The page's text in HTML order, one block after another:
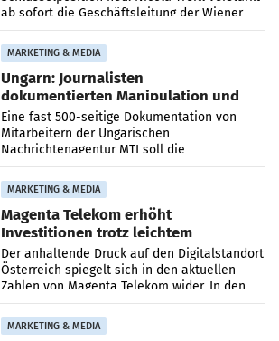
ab sofort die Geschäftsleitung der Wiener
PR-Agentur an der Seite von Josef Kalina und
Anna Kalina-Mahr.
MARKETING & MEDIA
Ungarn: Journalisten
dokumentierten Manipulation und
Zensur
Eine fast 500-seitige Dokumentation von
Mitarbeitern der Ungarischen
Nachrichtenagentur MTI soll die
systematische Nachrichten-Manipulation und
Zensur bei der Agentur während der Zeit
MARKETING & MEDIA
Magenta Telekom erhöht
Investitionen trotz leichtem
Umsatzrückgang
Der anhaltende Druck auf den Digitalstandort
Österreich spiegelt sich in den aktuellen
Zahlen von Magenta Telekom wider. In den
ersten sechs Monaten des laufenden Jahres
verzeichnete
MARKETING & MEDIA